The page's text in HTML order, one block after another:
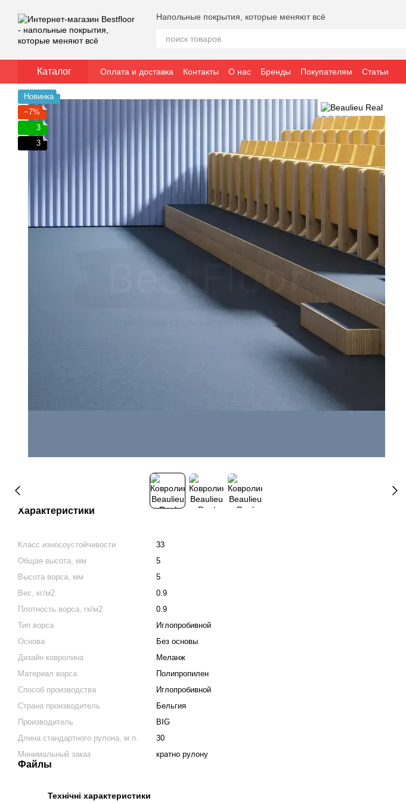
Напольные покрытия, которые меняют всё
Каталог Оплата и доставка Контакты О нас Бренды Покупателям Статьи
Новинка
−7%
3
3
Характеристики
Класс износоустойчивости
33
Общая высота, мм
5
Высота ворса, мм
5
Вес, кг/м2
0.9
Плотность ворса, гк/м2
0.9
Тип ворса
Иглопробивной
Основа
Без основы
Дизайн ковролина
Меланж
Материал ворса
Полипропилен
Способ производства
Иглопробивной
Страна производитель
Бельгия
Производитель
BIG
Длина стандартного рулона, м.п.
30
Минимальный заказ
кратно рулону
Файлы
Технічні характеристики